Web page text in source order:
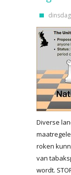
Diverse
roken
van
wordt.